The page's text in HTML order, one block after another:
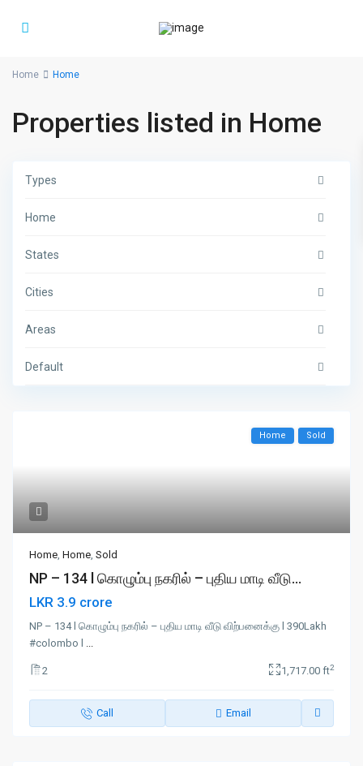
Home Home
Properties listed in Home
Types
Home
States
Cities
Areas
Default
Home Sold
Home,Home,Sold
NP – 134 l கொழும்பு நகரில் – புதிய மாடி வீடு...
LKR 3.9 crore
NP – 134 l கொழும்பு நகரில் – புதிய மாடி வீடு விற்பனைக்கு l 390Lakh
#colombo l ...
2 1,717.00 ft2
Call Email